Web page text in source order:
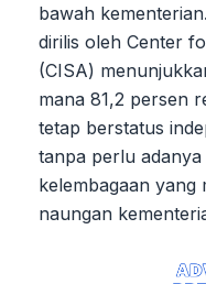
bawah
dirilis oleh Center
(CISA)
mana 81,2 persen
tetap berstatus
tanpa perlu
kelembagaan yang
naungan